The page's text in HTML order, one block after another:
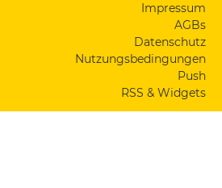
Impressum
AGBs
Datenschutz
Nutzungsbedingungen
Push
RSS & Widgets